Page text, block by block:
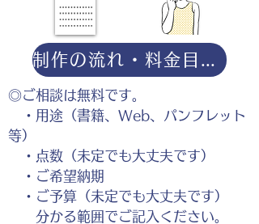
◎ご相談は無料です。
・用途（書籍、Web、パンフレット
等）
・点数（未定でも大丈夫です）
・ご希望納期
・ご予算（未定でも大丈夫です）
分かる範囲でご記入ください。